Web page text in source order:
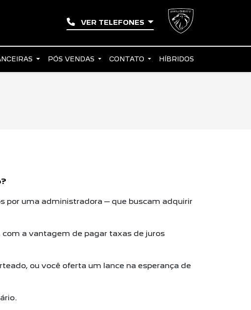
VER TELEFONES
PÓS VENDAS CONTATO HÍBRIDOS
por uma administradora – que buscam adquirir
a vantagem de pagar taxas de juros
ou você oferta um lance na esperança de